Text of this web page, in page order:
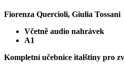
Fiorenza Quercioli, Giulia Tossani
Včetně audio nahrávek
A1
Kompletní učebnice italštiny pro